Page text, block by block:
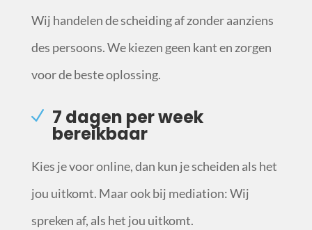
Wij handelen de scheiding af zonder aanziens
des persoons. We kiezen geen kant en zorgen
voor de beste oplossing.
7 dagen per week
bereikbaar
Kies je voor online, dan kun je scheiden als het
jou uitkomt. Maar ook bij mediation: Wij
spreken af, als het jou uitkomt.